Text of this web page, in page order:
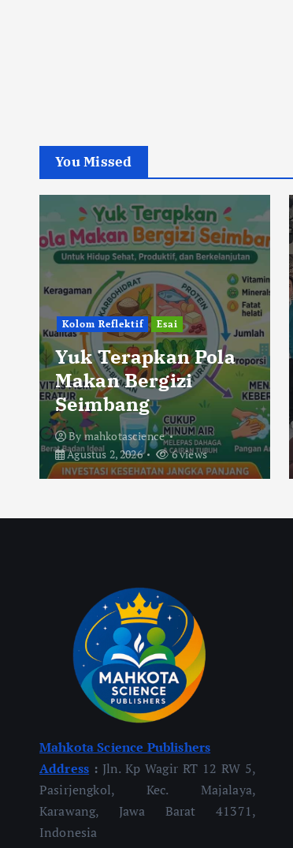
You Missed
Kolom Reflektif Esai
Yuk Terapkan Pola
Makan Bergizi
Seimbang
Bymahkotascience
Agustus 2, 2026
6 views
Mahkota Science Publishers
Address : Jln. Kp Wagir RT 12 RW 5,
Pasirjengkol, Kec. Majalaya,
Karawang, Jawa Barat 41371,
Indonesia